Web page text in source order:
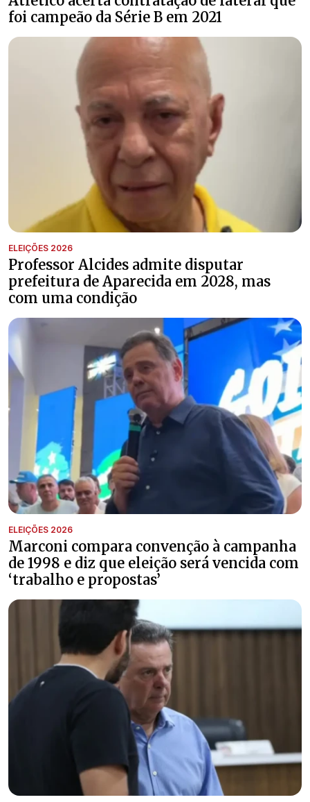
foi campeão da Série B em 2021
ELEIÇÕES 2026
Professor Alcides admite disputar
prefeitura de Aparecida em 2028, mas
com uma condição
ELEIÇÕES 2026
Marconi compara convenção à campanha
de 1998 e diz que eleição será vencida com
‘trabalho e propostas’